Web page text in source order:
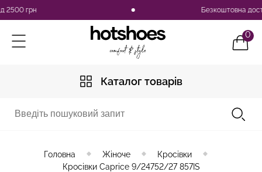
грн Безкоштовна
0
Каталог товарів
Головна Жіноче
Кросівки
Кросівки Caprice 9/24752/27 857IS